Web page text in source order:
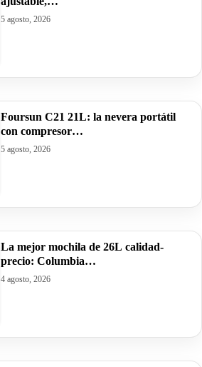
5 agosto, 2026
Foursun C21 21L: la nevera portátil
con compresor…
5 agosto, 2026
La mejor mochila de 26L calidad-
precio: Columbia…
4 agosto, 2026